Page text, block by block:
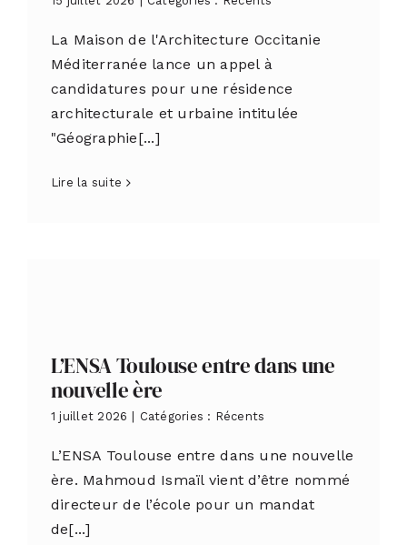
La Maison de l'Architecture Occitanie
Méditerranée lance un appel à
candidatures pour une résidence
architecturale et urbaine intitulée
"Géographie[...]
Lire la suite
L’ENSA Toulouse entre dans une
nouvelle ère
1 juillet 2026 Catégories : Récents
L’ENSA Toulouse entre dans une nouvelle
ère. Mahmoud Ismaïl vient d’être nommé
directeur de l’école pour un mandat
de[...]